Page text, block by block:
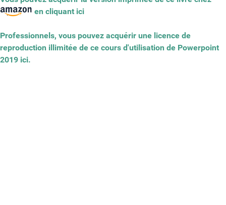
en cliquant ici
Professionnels, vous pouvez acquérir une licence de
reproduction illimitée de ce cours d'utilisation de Powerpoint
2019 ici.